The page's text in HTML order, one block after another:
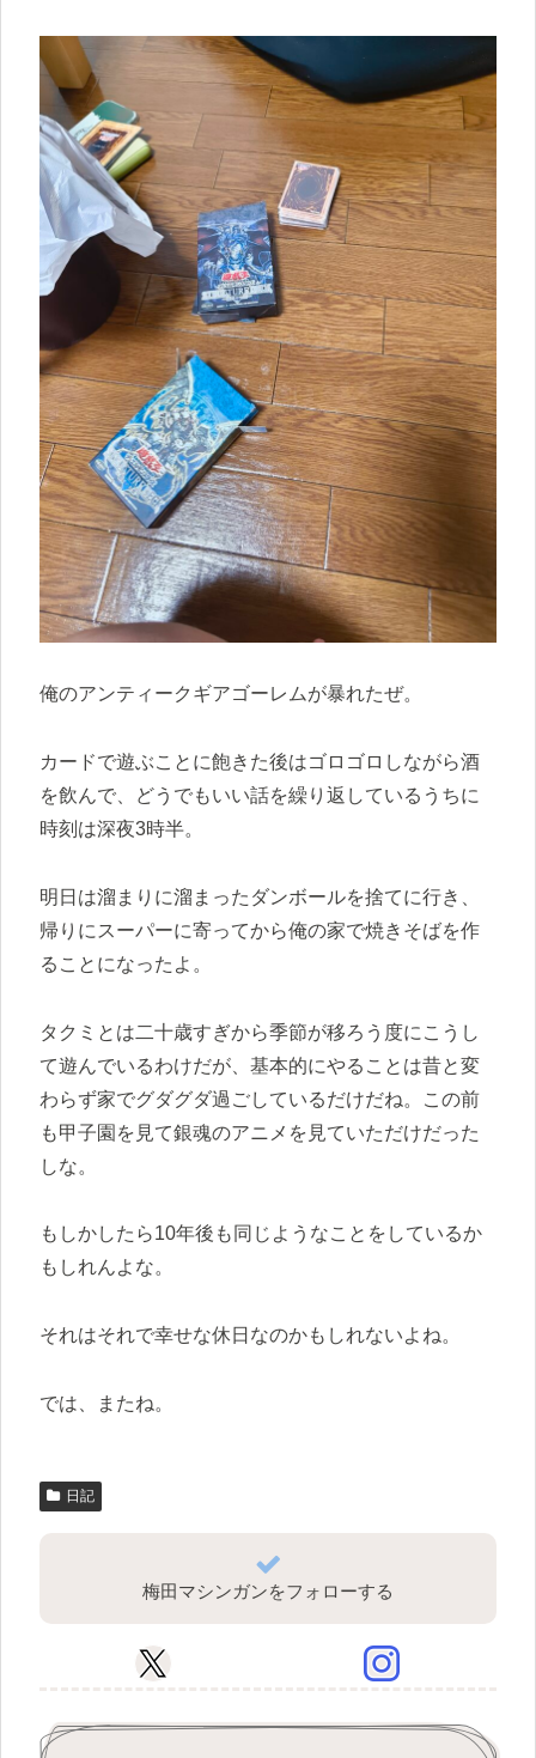
俺のアンティークギアゴーレムが暴れたぜ。
カードで遊ぶことに飽きた後はゴロゴロしながら酒
を飲んで、どうでもいい話を繰り返しているうちに
時刻は深夜3時半。
明日は溜まりに溜まったダンボールを捨てに行き、
帰りにスーパーに寄ってから俺の家で焼きそばを作
ることになったよ。
タクミとは二十歳すぎから季節が移ろう度にこうし
て遊んでいるわけだが、基本的にやることは昔と変
わらず家でグダグダ過ごしているだけだね。この前
も甲子園を見て銀魂のアニメを見ていただけだった
しな。
もしかしたら10年後も同じようなことをしているか
もしれんよな。
それはそれで幸せな休日なのかもしれないよね。
では、またね。
日記
梅田マシンガンをフォローする